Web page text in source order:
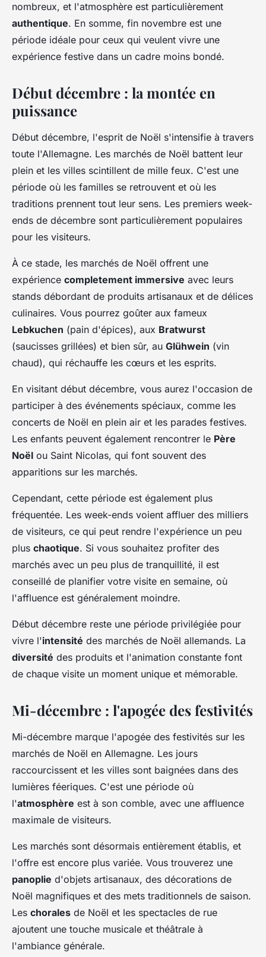
nombreux, et l'atmosphère est particulièrement
authentique. En somme, fin novembre est une
période idéale pour ceux qui veulent vivre une
expérience festive dans un cadre moins bondé.
Début décembre : la montée en
puissance
Début décembre, l'esprit de Noël s'intensifie à travers
toute l'Allemagne. Les marchés de Noël battent leur
plein et les villes scintillent de mille feux. C'est une
période où les familles se retrouvent et où les
traditions prennent tout leur sens. Les premiers week-
ends de décembre sont particulièrement populaires
pour les visiteurs.
À ce stade, les marchés de Noël offrent une
expérience completement immersive avec leurs
stands débordant de produits artisanaux et de délices
culinaires. Vous pourrez goûter aux fameux
Lebkuchen (pain d'épices), aux Bratwurst
(saucisses grillées) et bien sûr, au Glühwein (vin
chaud), qui réchauffe les cœurs et les esprits.
En visitant début décembre, vous aurez l'occasion de
participer à des événements spéciaux, comme les
concerts de Noël en plein air et les parades festives.
Les enfants peuvent également rencontrer le Père
Noël ou Saint Nicolas, qui font souvent des
apparitions sur les marchés.
Cependant, cette période est également plus
fréquentée. Les week-ends voient affluer des milliers
de visiteurs, ce qui peut rendre l'expérience un peu
plus chaotique. Si vous souhaitez profiter des
marchés avec un peu plus de tranquillité, il est
conseillé de planifier votre visite en semaine, où
l'affluence est généralement moindre.
Début décembre reste une période privilégiée pour
vivre l'intensité des marchés de Noël allemands. La
diversité des produits et l'animation constante font
de chaque visite un moment unique et mémorable.
Mi-décembre : l'apogée des festivités
Mi-décembre marque l'apogée des festivités sur les
marchés de Noël en Allemagne. Les jours
raccourcissent et les villes sont baignées dans des
lumières féeriques. C'est une période où
l'atmosphère est à son comble, avec une affluence
maximale de visiteurs.
Les marchés sont désormais entièrement établis, et
l'offre est encore plus variée. Vous trouverez une
panoplie d'objets artisanaux, des décorations de
Noël magnifiques et des mets traditionnels de saison.
Les chorales de Noël et les spectacles de rue
ajoutent une touche musicale et théâtrale à
l'ambiance générale.